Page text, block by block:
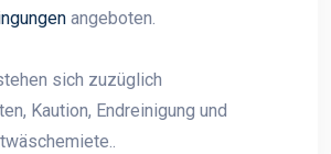
angeboten.
sich zuzüglich
Kaution, Endreinigung und